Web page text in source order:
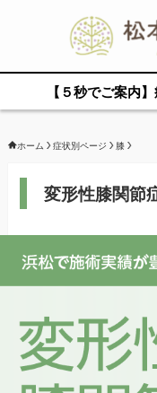
【５秒でご案内
ホーム 症状別ページ 膝
変形性膝関節